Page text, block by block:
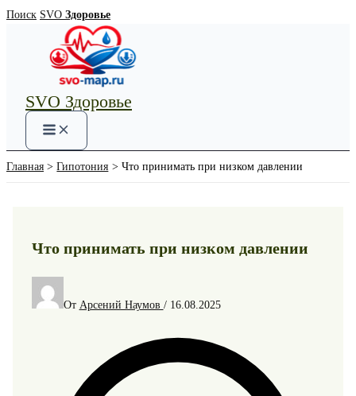
Перейти
содержимому
Поиск SVO Здоровье
SVO Здоровье
Main
Menu
Главная Гипотония Что принимать при низком давлении
Что принимать при низком давлении
От Арсений Наумов / 16.08.2025